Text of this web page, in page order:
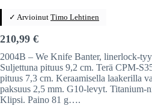
✓ Arvioinut Timo Lehtinen
210,99 €
2004B – We Knife Banter, linerlock-
Suljettuna pituus 9,2 cm. Terä CPM-
pituus 7,3 cm. Keraamisella laakerilla
paksuus 2,5 mm. G10-levyt. Titanium-
Klipsi. Paino 81 g….